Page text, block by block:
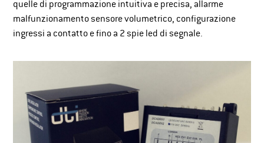
quelle di programmazione intuitiva e precisa, allarme
malfunzionamento sensore volumetrico, configurazione
ingressi a contatto e fino a 2 spie led di segnale.